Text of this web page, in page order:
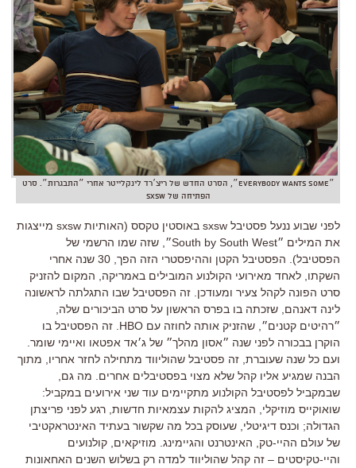
״Everybody Wants Some״, הסרט החדש של ריצ׳רד לינקלייטר אחרי ״התבגרות״. סרט
הפתיחה של sxsw
לפני שבוע ננעל פסטיבל sxsw באוסטין טקסס (האותיות sxsw מייצגות
את המילים ״South by South West״, שזה שמו הרשמי של
הפסטיבל). הפסטיבל הקטן וההיפסטרי הזה הפך, 30 שנה אחרי
השקתו, לאחד מאירועי הקולנוע המובילים באמריקה, המקום להזניק
סרט הפונה לקהל צעיר ומעודכן. זה הפסטיבל שבו התגלתה לראשונה
לינה דאנהם, שזכתה בו בפרס הראשון על סרט הביכורים שלה,
״רהיטים קטנים״, שהזניק אותה לחוזה עם HBO. זה הפסטיבל בו
הוקרן בבכורה לפני שנה ״אסון מהלך״ של ג׳אד אפטאו ואיימי שומר.
ועם כל שנה שעוברת, זה פסטיבל שהוליווד מתחילה לחזר אחריו, מתוך
הבנה שמגיע אליו קהל שלא מצוי בפסטיבלים אחרים. מה גם,
שבמקביל לפסטיבל הקולנוע מתקיימים עוד שני אירועים במקביל:
שואוקייס מוזיקלי, המציג להקות עצמאיות חדשות, רגע לפני פריצתן
הגדולה; וכנס דיגיטלי, שעוסק בכל מה שקשור בעתיד האינטראקטיבי
של עולם ההיי-טק, האינטרנט והגיימינג. מוזיקאים, קולנועים
והיי-טקיסטים – זה קהל שהוליווד למדה רק בשלוש השנים האחאונות